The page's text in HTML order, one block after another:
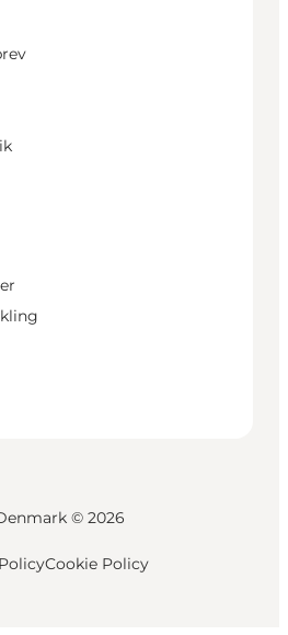
© 2026
Cookie Policy